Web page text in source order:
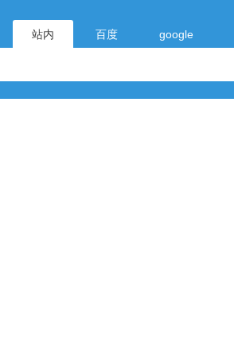
站内 百度 google